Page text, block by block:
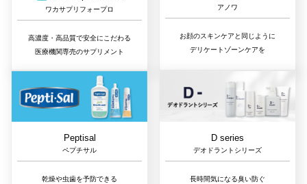
ワカサプリフォープロ
高濃度・高品質で安全にこだわる
医療機関専売のサプリメント
アノワ
お顔のスキンケアと同じように
デリケートゾーンケアを
Peptisal
ペプチサル
乾燥や虫歯を予防できる
D series
デオドラントシリーズ
長時間気になる臭い防ぐ